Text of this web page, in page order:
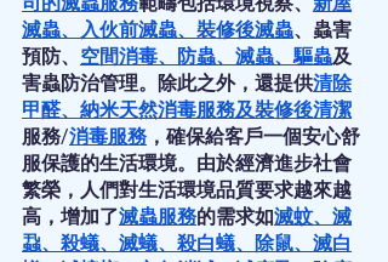
滅蟲、 入伙前滅蟲、 裝修後滅蟲、蟲害
預防、 空間消毒、 防蟲、 滅蟲、驅蟲及
害蟲防治管理。除此之外，還提供清除
甲醛、 納米天然消毒服務及裝修後清潔
服務/消毒服務 ，確保給客戶一個安心舒
服保護的生活環境。由於經濟進步社會
繁榮，人們對生活環境品質要求越來越
高，增加了滅蟲服務的需求如滅蚊、 滅
蝨、 殺蟻、 滅蟻、 殺白蟻、 除鼠、 滅白